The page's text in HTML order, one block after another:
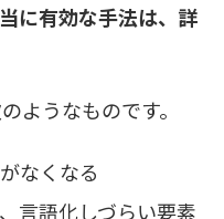
に有効な手法は、詳
ようなものです。
なくなる
言語化しづらい要素